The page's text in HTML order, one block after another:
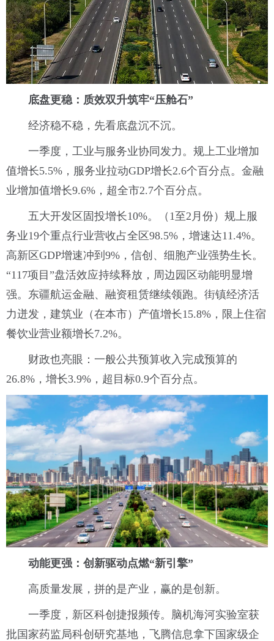
底盘更稳：质效双升筑牢“压舱石”
经济稳不稳，先看底盘沉不沉。
一季度，工业与服务业协同发力。规上工业增加
值增长5.5%，服务业拉动GDP增长2.6个百分点。金融
业增加值增长9.6%，超全市2.7个百分点。
五大开发区固投增长10%。（1至2月份）规上服
务业19个重点行业营收占全区98.5%，增速达11.4%。
高新区GDP增速冲到9%，信创、细胞产业强势生长。
“117项目”盘活效应持续释放，周边园区动能明显增
强。东疆航运金融、融资租赁继续领跑。街镇经济活
力迸发，建筑业（在本市）产值增长15.8%，限上住宿
餐饮业营业额增长7.2%。
财政也亮眼：一般公共预算收入完成预算的
26.8%，增长3.9%，超目标0.9个百分点。
动能更强：创新驱动点燃“新引擎”
高质量发展，拼的是产业，赢的是创新。
一季度，新区科创捷报频传。脑机海河实验室获
批国家药监局科创研究基地，飞腾信息拿下国家级企